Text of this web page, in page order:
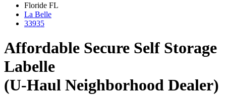
Floride FL
La Belle
33935
Affordable Secure Self Storage
Labelle
(U-Haul Neighborhood Dealer)